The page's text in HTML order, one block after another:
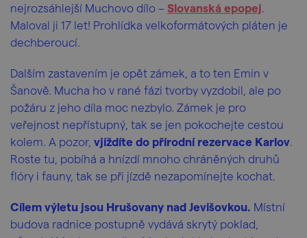
nejrozsáhlejší Muchovo dílo – Slovanská epopej.
Maloval ji 17 let! Prohlídka velkoformátových pláten je
dechberoucí.
Dalším zastavením je opět zámek, a to ten Emin v
Šanově. Mucha ho v rané fázi tvorby vyzdobil, ale po
požáru z jeho díla moc nezbylo. Zámek je pro
veřejnost nepřístupný, tak se jen pokochejte cestou
kolem. A pozor, vjíždíte do přírodní rezervace Karlov.
Roste tu, pobíhá a hnízdí mnoho chráněných druhů
flóry i fauny, tak se při jízdě nezapomínejte kochat.
Cílem výletu jsou Hrušovany nad Jevišovkou. Místní
budova radnice postupně vydává skrytý poklad,